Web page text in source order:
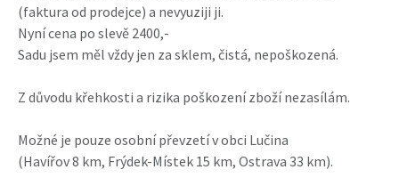
(faktura od prodejce) a nevyuziji ji.
Nyní cena po slevě 2400,-
Sadu jsem měl vždy jen za sklem, čistá, nepoškozená.
Z důvodu křehkosti a rizika poškození zboží nezasílám.
Možné je pouze osobní převzetí v obci Lučina
(Havířov 8 km, Frýdek-Místek 15 km, Ostrava 33 km).